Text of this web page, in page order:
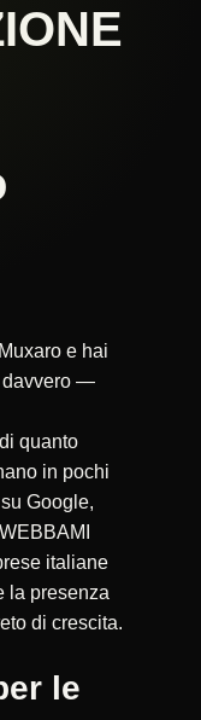
e hai
davvero —
quanto
in pochi
Google,
italiane
la presenza
di crescita.
le